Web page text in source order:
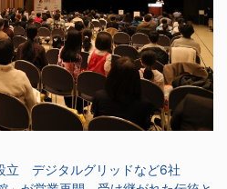
立 デジタルグリッドなど6社